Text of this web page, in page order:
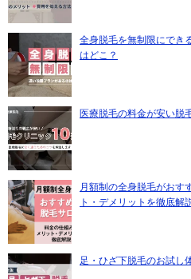
全身脱毛を無制限にでき
はどこ？
医療脱毛の料金が安い脱
月額制の全身脱毛がおす
ト・デメリットを徹底解
足・ひざ下脱毛のお試し